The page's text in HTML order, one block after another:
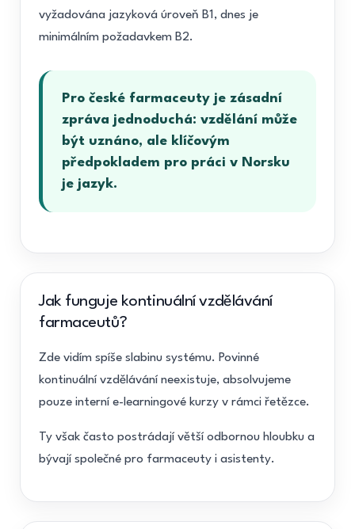
vyžadována jazyková úroveň B1, dnes je
minimálním požadavkem B2.
Pro české farmaceuty je zásadní
zpráva jednoduchá: vzdělání může
být uznáno, ale klíčovým
předpokladem pro práci v Norsku
je jazyk.
Jak funguje kontinuální vzdělávání
farmaceutů?
Zde vidím spíše slabinu systému. Povinné
kontinuální vzdělávání neexistuje, absolvujeme
pouze interní e-learningové kurzy v rámci řetězce.
Ty však často postrádají větší odbornou hloubku a
bývají společné pro farmaceuty i asistenty.